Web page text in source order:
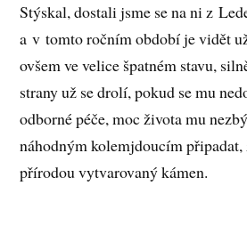
Stýskal, dostali jsme se na ni z
a v tomto ročním období je vidět
ovšem ve velice špatném stavu,
strany už se drolí, pokud se mu
odborné péče, moc života mu
náhodným kolemjdoucím
přírodou vytvarovaný kámen.